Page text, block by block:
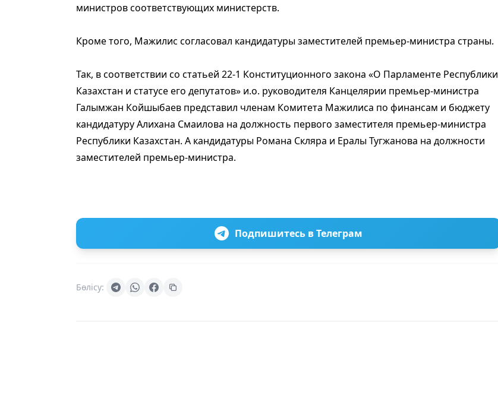
министров соответствующих министерств.
Кроме того, Мажилис согласовал кандидатуры за­местителей премьер-министра страны.
Так, в соответствии со статьей 22-1 Кон­сти­туционного закона «О Пар­ламенте Рес­публики
Ка­захстан и статусе его депутатов» и.о. руководителя Канцелярии премьер-министра
Галымжан Койшыбаев представил членам Комитета Мажилиса по финансам и бюджету
кандидатуру Алихана Смаилова на должность первого заместителя премьер-министра
Республики Казахстан. А кандидатуры Романа Скляра и Ералы Тугжанова на должности
заместителей премьер-министра.
Подпишитесь в Телеграм
Бөлісу: